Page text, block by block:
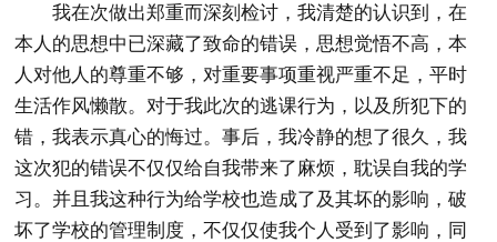
我在次做出郑重而深刻检讨，我清楚的认识到，在
本人的思想中已深藏了致命的错误，思想觉悟不高，本
人对他人的尊重不够，对重要事项重视严重不足，平时
生活作风懒散。对于我此次的逃课行为，以及所犯下的
错，我表示真心的悔过。事后，我冷静的想了很久，我
这次犯的错误不仅仅给自我带来了麻烦，耽误自我的学
习。并且我这种行为给学校也造成了及其坏的影响，破
坏了学校的管理制度，不仅仅使我个人受到了影响，同